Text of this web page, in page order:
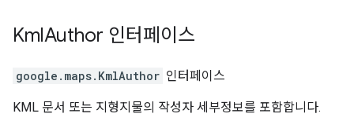
KmlAuthor 인터페이스
google.maps. KmlAuthor 인터페이스
KML 문서 또는 지형지물의 작성자 세부정보를 포함합니다.